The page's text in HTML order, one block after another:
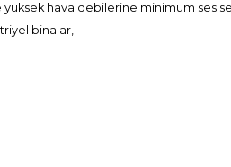
hava debilerine minimum ses
binalar,